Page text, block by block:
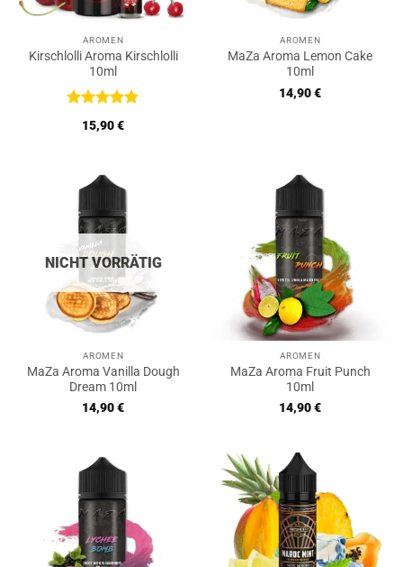
AROMEN
Kirschlolli Aroma Kirschlolli
10ml
Bewertet
mit5von
15,90€
AROMEN
MaZa Aroma Lemon Cake
10ml
14,90€
NICHT VORRÄTIG
AROMEN
MaZa Aroma Vanilla Dough
Dream 10ml
14,90€
AROMEN
MaZa Aroma Fruit Punch
10ml
14,90€